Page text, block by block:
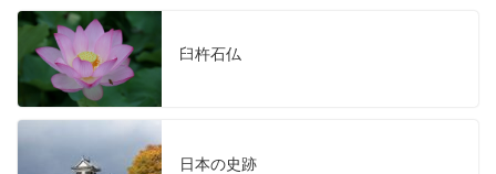
臼杵石仏
日本の史跡